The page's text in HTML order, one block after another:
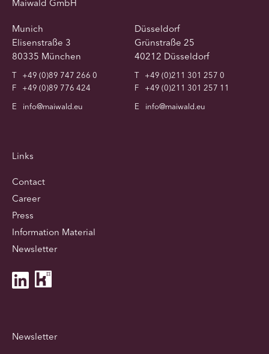
Maiwald GmbH
Munich
Elisenstraße 3
80335 München
T
+49 (0)89 747 266 0
F
+49 (0)89 776 424
E
info@maiwald.eu
Düsseldorf
Grünstraße 25
40212 Düsseldorf
T
+49 (0)211 301 257 0
F
+49 (0)211 301 257 11
E
info@maiwald.eu
Links
Contact
Career
Press
Information Material
Newsletter
Newsletter